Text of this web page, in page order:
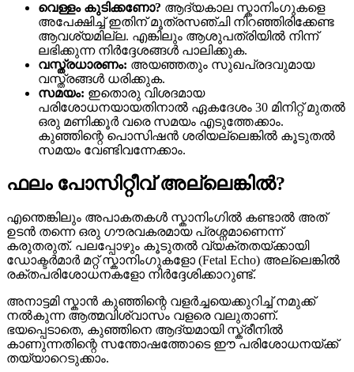
വെള്ളം കുടിക്കണോ? ആദ്യകാല സ്കാനിംഗുകളെ
അപേക്ഷിച്ച് ഇതിന് മൂത്രസഞ്ചി നിറഞ്ഞിരിക്കേണ്ട
ആവശ്യമില്ല. എങ്കിലും ആശുപത്രിയിൽ നിന്ന്
ലഭിക്കുന്ന നിർദ്ദേശങ്ങൾ പാലിക്കുക.
വസ്ത്രധാരണം: അയഞ്ഞതും സുഖപ്രദവുമായ
വസ്ത്രങ്ങൾ ധരിക്കുക.
സമയം: ഇതൊരു വിശദമായ
പരിശോധനയായതിനാൽ ഏകദേശം 30 മിനിറ്റ് മുതൽ
ഒരു മണിക്കൂർ വരെ സമയം എടുത്തേക്കാം.
കുഞ്ഞിന്റെ പൊസിഷൻ ശരിയല്ലെങ്കിൽ കൂടുതൽ
സമയം വേണ്ടിവന്നേക്കാം.
ഫലം പോസിറ്റീവ് അല്ലെങ്കിൽ?
എന്തെങ്കിലും അപാകതകൾ സ്കാനിംഗിൽ കണ്ടാൽ അത്
ഉടൻ തന്നെ ഒരു ഗൗരവകരമായ പ്രശ്നമാണെന്ന്
കരുതരുത്. പലപ്പോഴും കൂടുതൽ വ്യക്തതയ്ക്കായി
ഡോക്ടർമാർ മറ്റ് സ്കാനിംഗുകളോ (Fetal Echo) അല്ലെങ്കിൽ
രക്തപരിശോധനകളോ നിർദ്ദേശിക്കാറുണ്ട്.
അനാട്ടമി സ്കാൻ കുഞ്ഞിന്റെ വളർച്ചയെക്കുറിച്ച് നമുക്ക്
നൽകുന്ന ആത്മവിശ്വാസം വളരെ വലുതാണ്.
ഭയപ്പെടാതെ, കുഞ്ഞിനെ ആദ്യമായി സ്ക്രീനിൽ
കാണുന്നതിന്റെ സന്തോഷത്തോടെ ഈ പരിശോധനയ്ക്ക്
തയ്യാറെടുക്കാം.